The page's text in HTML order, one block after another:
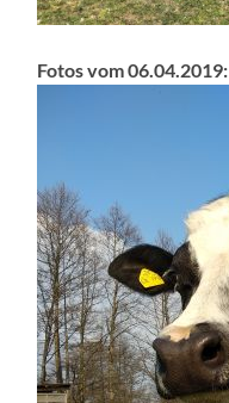
Fotos vom 06.04.2019: